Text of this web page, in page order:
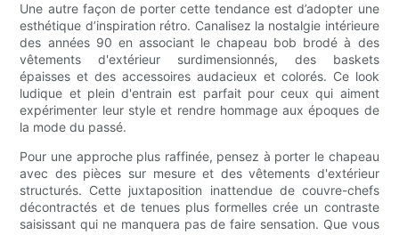
Une autre façon de porter cette tendance est d’adopter une
esthétique d’inspiration rétro. Canalisez la nostalgie intérieure
des années 90 en associant le chapeau bob brodé à des
vêtements d'extérieur surdimensionnés, des baskets
épaisses et des accessoires audacieux et colorés. Ce look
ludique et plein d'entrain est parfait pour ceux qui aiment
expérimenter leur style et rendre hommage aux époques de
la mode du passé.
Pour une approche plus raffinée, pensez à porter le chapeau
avec des pièces sur mesure et des vêtements d'extérieur
structurés. Cette juxtaposition inattendue de couvre-chefs
décontractés et de tenues plus formelles crée un contraste
saisissant qui ne manquera pas de faire sensation. Que vous